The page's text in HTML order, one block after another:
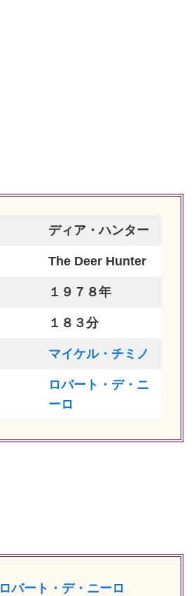
ディア・ハンター
The Deer Hunter
１９７８年
１８３分
マイケル・チミノ
ロバート・デ・ニ
ーロ
ロバート・デ・ニーロ